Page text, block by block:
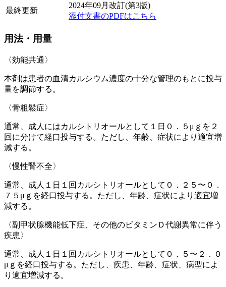
最終更新
2024年09月改訂(第3版)
添付文書のPDFはこちら
用法・用量
〈効能共通〉
本剤は患者の血清カルシウム濃度の十分な管理のもとに投与
量を調節する。
〈骨粗鬆症〉
通常、成人にはカルシトリオールとして１日０．５μｇを２
回に分けて経口投与する。ただし、年齢、症状により適宜増
減する。
〈慢性腎不全〉
通常、成人１日１回カルシトリオールとして０．２５〜０．
７５μｇを経口投与する。ただし、年齢、症状により適宜増
減する。
〈副甲状腺機能低下症、その他のビタミンＤ代謝異常に伴う
疾患〉
通常、成人１日１回カルシトリオールとして０．５〜２．０
μｇを経口投与する。ただし、疾患、年齢、症状、病型によ
り適宜増減する。